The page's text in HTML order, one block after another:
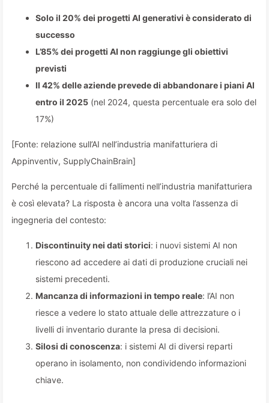
Solo il 20% dei progetti AI generativi è considerato di
successo
L’85% dei progetti AI non raggiunge gli obiettivi
previsti
Il 42% delle aziende prevede di abbandonare i piani AI
entro il 2025 (nel 2024, questa percentuale era solo del
17%)
[Fonte: relazione sull’AI nell’industria manifatturiera di
Appinventiv, SupplyChainBrain]
Perché la percentuale di fallimenti nell’industria manifatturiera
è così elevata? La risposta è ancora una volta l’assenza di
ingegneria del contesto:
Discontinuity nei dati storici: i nuovi sistemi AI non
riescono ad accedere ai dati di produzione cruciali nei
sistemi precedenti.
Mancanza di informazioni in tempo reale: l’AI non
riesce a vedere lo stato attuale delle attrezzature o i
livelli di inventario durante la presa di decisioni.
Silosi di conoscenza: i sistemi AI di diversi reparti
operano in isolamento, non condividendo informazioni
chiave.